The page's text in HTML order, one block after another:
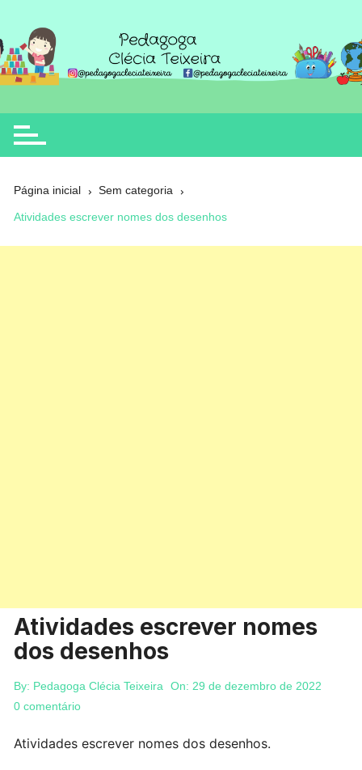
o
conteúdo
Clécia Teixeira
educação
Página inicial Sem categoria
Atividades escrever nomes dos desenhos
Atividades escrever nomes
dos desenhos
By: Pedagoga Clécia Teixeira On: 29 de dezembro de 2022
0 comentário
Atividades escrever nomes dos desenhos.